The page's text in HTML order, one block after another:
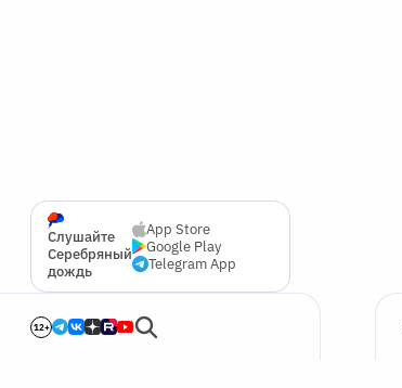
Слушайте
Серебряный
дождь
App Store
Google Play
Telegram App
12+